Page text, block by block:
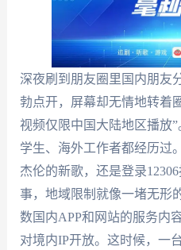
深夜刷到朋友圈里国内朋友
勃点开，屏幕却无情地转着
视频仅限中国大陆地区播放
学生、海外工作者都经历过
杰伦的新歌，还是登录
事，地域限制就像一堵无形
数国内APP和网站的服务内
对境内IP开放。这时候，一